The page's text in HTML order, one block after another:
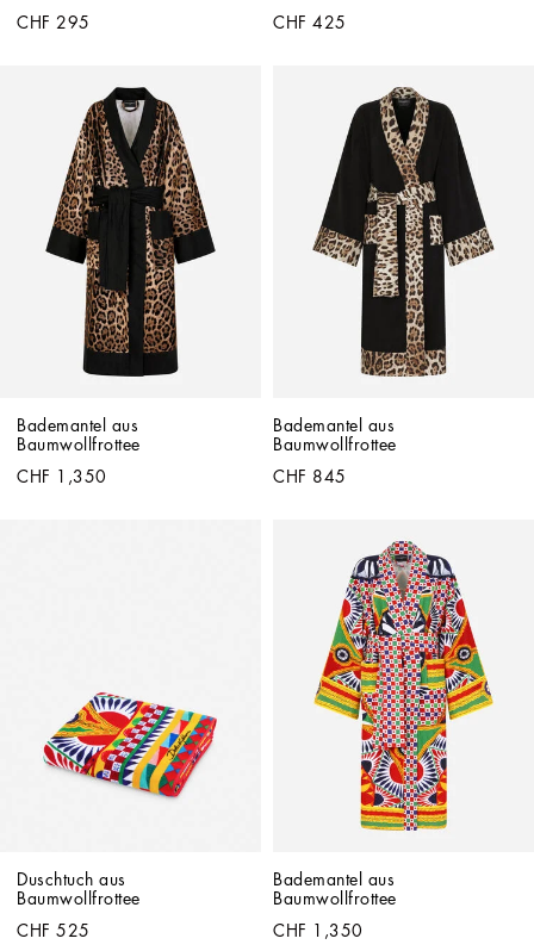
CHF 295
CHF 425
Bademantel aus
Baumwollfrottee
CHF 1,350
Bademantel aus
Baumwollfrottee
CHF 845
Duschtuch aus
Baumwollfrottee
CHF 525
Bademantel aus
Baumwollfrottee
CHF 1,350